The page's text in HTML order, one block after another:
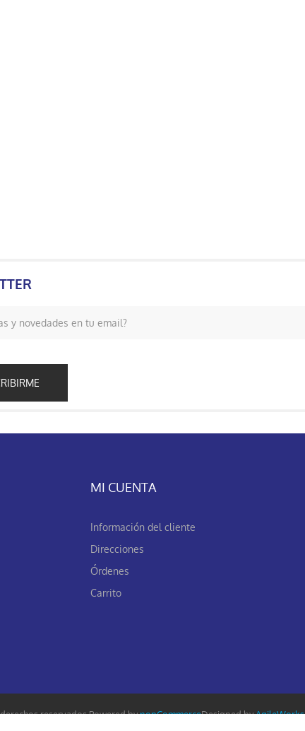
y novedades en tu email?
MI CUENTA
Información del cliente
Direcciones
Órdenes
Carrito
reservados.Powered bynopCommerceDesigned byAgileWorks